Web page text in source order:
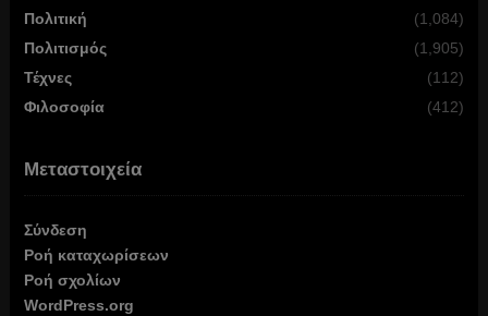
Πολιτική
(1,084)
Πολιτισμός
(1,905)
Τέχνες
(112)
Φιλοσοφία
(412)
Μεταστοιχεία
Σύνδεση
Ροή καταχωρίσεων
Ροή σχολίων
WordPress.org